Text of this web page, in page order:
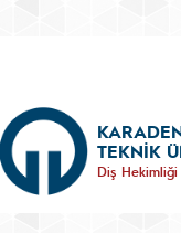
TEKNİK
Diş